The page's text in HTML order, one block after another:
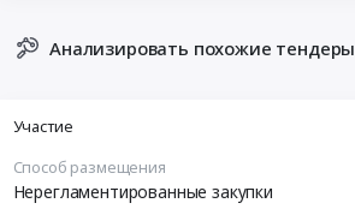
Анализировать похожие тендеры
Участие
Способ размещения
Нерегламентированные закупки